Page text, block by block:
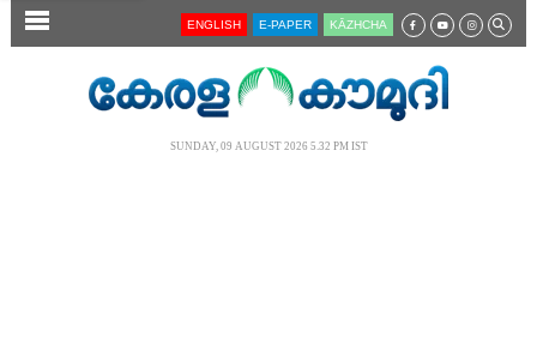
SECTIONS ENGLISH E-PAPER KĀZHCHA
SUNDAY, 09 AUGUST 2026 5.32 PM IST